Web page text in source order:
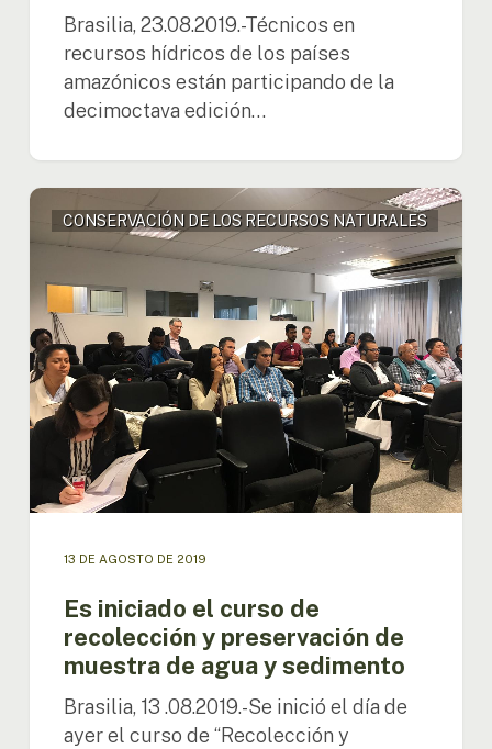
Brasilia, 23.08.2019.-Técnicos en
recursos hídricos de los países
amazónicos están participando de la
decimoctava edición…
Es
iniciado
el
de
recolección
y
preservación
de
muestra
sedimento
CONSERVACIÓN DE LOS RECURSOS NATURALES
13 DE AGOSTO DE 2019
Es iniciado el curso de
recolección y preservación de
muestra de agua y sedimento
Brasilia, 13 .08.2019.-Se inició el día de
ayer el curso de “Recolección y